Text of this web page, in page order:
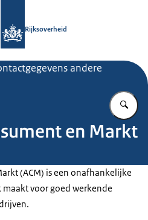
Rijksoverheid
andere
en Markt
(ACM) is een onafhankelijke
voor goed werkende